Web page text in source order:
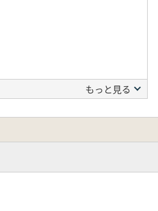
もっと見る